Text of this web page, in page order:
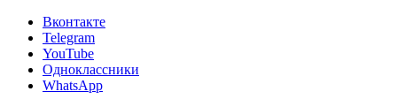
Вконтакте
Telegram
YouTube
Одноклассники
WhatsApp